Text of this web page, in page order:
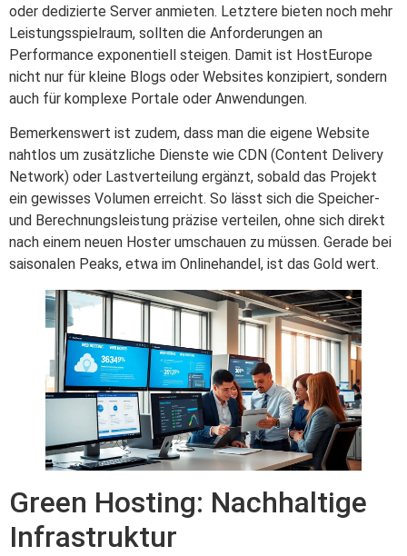
oder dedizierte Server anmieten. Letztere bieten noch mehr
Leistungsspielraum, sollten die Anforderungen an
Performance exponentiell steigen. Damit ist HostEurope
nicht nur für kleine Blogs oder Websites konzipiert, sondern
auch für komplexe Portale oder Anwendungen.
Bemerkenswert ist zudem, dass man die eigene Website
nahtlos um zusätzliche Dienste wie CDN (Content Delivery
Network) oder Lastverteilung ergänzt, sobald das Projekt
ein gewisses Volumen erreicht. So lässt sich die Speicher-
und Berechnungsleistung präzise verteilen, ohne sich direkt
nach einem neuen Hoster umschauen zu müssen. Gerade bei
saisonalen Peaks, etwa im Onlinehandel, ist das Gold wert.
Green Hosting: Nachhaltige
Infrastruktur